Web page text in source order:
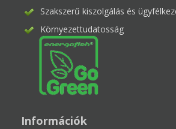
Szakszerű kiszolgálás és
Környezettudatosság
Információk